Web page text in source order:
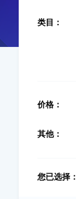
类目：
价格：
其他：
您已选择：